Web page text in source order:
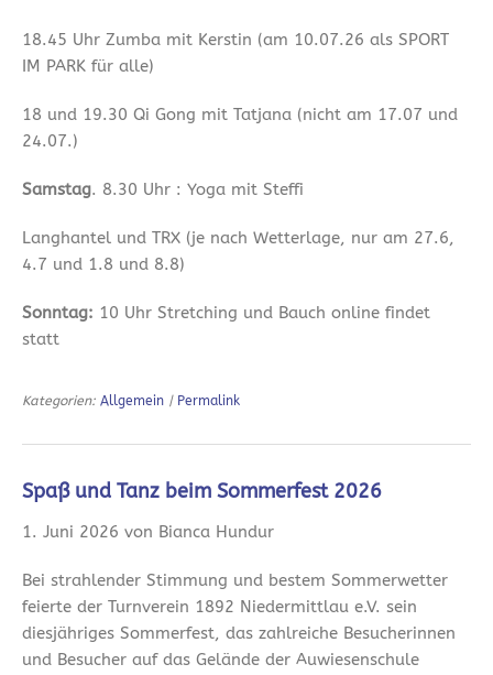
18.45 Uhr Zumba mit Kerstin (am 10.07.26 als SPORT
IM PARK für alle)
18 und 19.30 Qi Gong mit Tatjana (nicht am 17.07 und
24.07.)
Samstag. 8.30 Uhr : Yoga mit Steffi
Langhantel und TRX (je nach Wetterlage, nur am 27.6,
4.7 und 1.8 und 8.8)
Sonntag: 10 Uhr Stretching und Bauch online findet
statt
Kategorien: Allgemein | Permalink
Spaß und Tanz beim Sommerfest 2026
1. Juni 2026 von Bianca Hundur
Bei strahlender Stimmung und bestem Sommerwetter
feierte der Turnverein 1892 Niedermittlau e.V. sein
diesjähriges Sommerfest, das zahlreiche Besucherinnen
und Besucher auf das Gelände der Auwiesenschule